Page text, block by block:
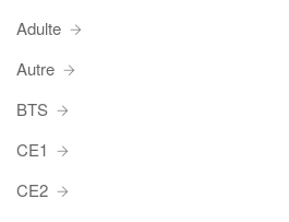
Adulte
Autre
BTS
CE1
CE2